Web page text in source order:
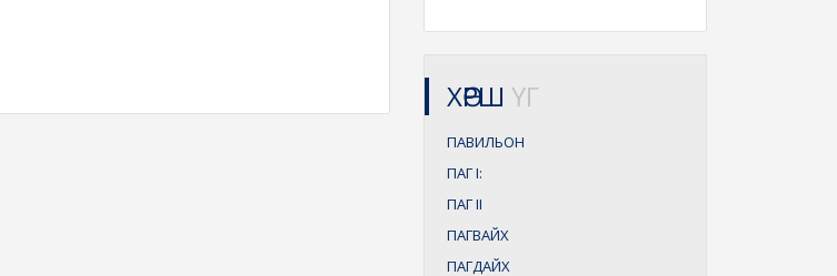
ХӨРШ ҮГ
ПАВИЛЬОН
ПАГI:
ПАГII
ПАГВАЙХ
ПАГДАЙХ